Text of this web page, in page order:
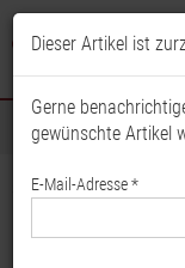
Sortiment
Startseite Floristik &
Palmpfeilblatt,
Dieser Artikel ist
Gerne
gewünschte Artikel
E-Mail-Adresse *